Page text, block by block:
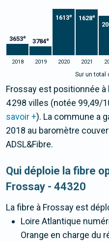
3653e
3784e
1613e 1628e
2018 2019 2020 2021
Sur un total
Frossay est positionnée à
4 298 villes (notée 99,49/
savoir +). La commune a
2018 au baromètre
ADSL&Fibre.
Qui déploie la fibre
Frossay - 44320
La fibre à Frossay est
Loire Atlantique
Orange en charge du